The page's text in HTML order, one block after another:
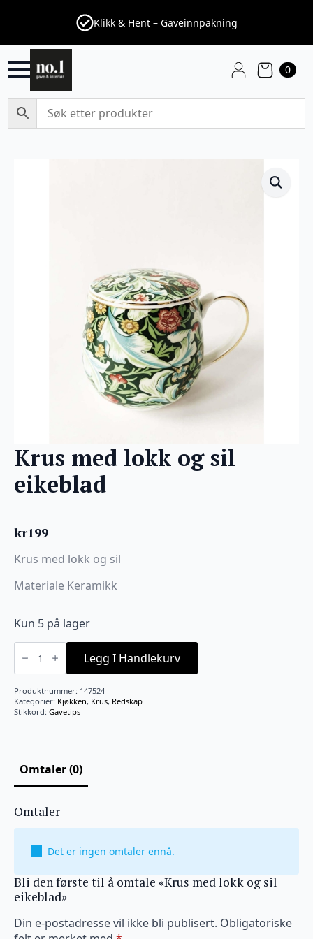
Klikk & Hent – Gaveinnpakning
0
Krus med lokk og sil
eikeblad
kr199
Krus med lokk og sil
Materiale Keramikk
Kun 5 på lager
Krus
med
og
sil
eikeblad
antall
Legg I Handlekurv
Produktnummer: 147524
Kategorier: Kjøkken, Krus, Redskap
Stikkord: Gavetips
Omtaler (0)
Omtaler
Det er ingen omtaler ennå.
Bli den første til å omtale «Krus med lokk og sil
eikeblad»
Din e-postadresse vil ikke bli publisert. Obligatoriske